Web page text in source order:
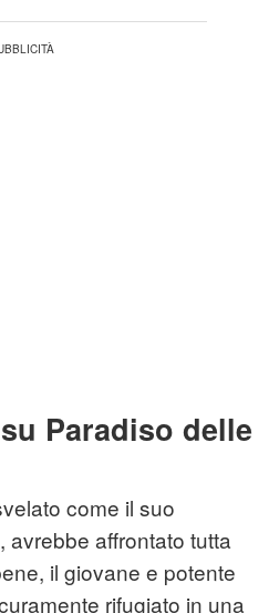
Paradiso delle
come il suo
affrontato tutta
il giovane e potente
rifugiato in una